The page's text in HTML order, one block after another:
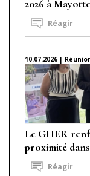
2026 à Mayotte
Réagir
10.07.2026 |
Le GHER
proximité
Réagir